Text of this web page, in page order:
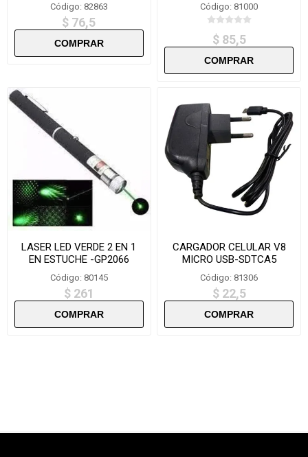
Código: 82863
$ 76,5
Código: 81000
$ 85,5
LASER LED VERDE 2 EN 1
EN ESTUCHE -GP2066
Código: 80145
$ 261
CARGADOR CELULAR V8
MICRO USB-SDTCA5
Código: 81306
$ 22,5